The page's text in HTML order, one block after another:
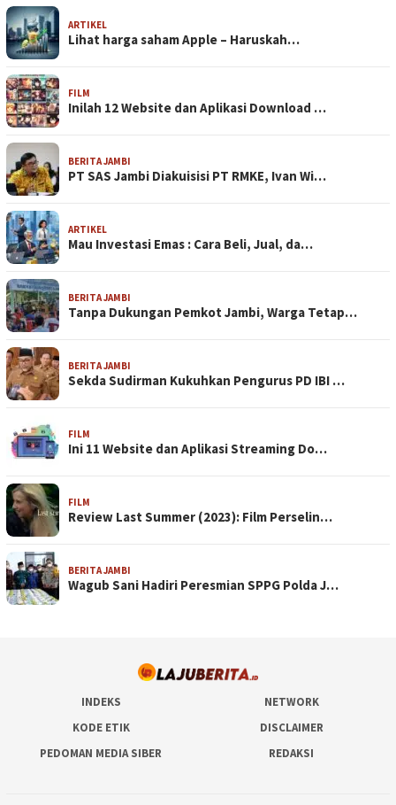
ARTIKEL
Lihat harga saham Apple – Haruskah…
FILM
Inilah 12 Website dan Aplikasi Download …
BERITA JAMBI
PT SAS Jambi Diakuisisi PT RMKE, Ivan Wi…
ARTIKEL
Mau Investasi Emas : Cara Beli, Jual, da…
BERITA JAMBI
Tanpa Dukungan Pemkot Jambi, Warga Tetap…
BERITA JAMBI
Sekda Sudirman Kukuhkan Pengurus PD IBI …
FILM
Ini 11 Website dan Aplikasi Streaming Do…
FILM
Review Last Summer (2023): Film Perselin…
BERITA JAMBI
Wagub Sani Hadiri Peresmian SPPG Polda J…
INDEKS
NETWORK
KODE ETIK
DISCLAIMER
PEDOMAN MEDIA SIBER
REDAKSI